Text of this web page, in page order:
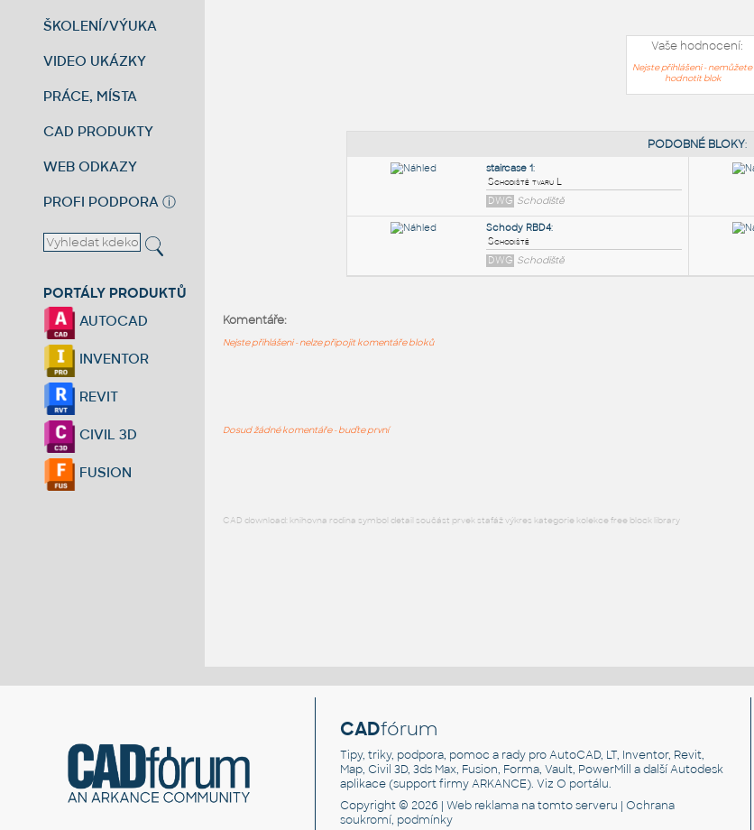
ŠKOLENÍ/VÝUKA
VIDEO UKÁZKY
PRÁCE, MÍSTA
CAD PRODUKTY
WEB ODKAZY
PROFI PODPORA ⓘ
PORTÁLY PRODUKTŮ
AUTOCAD
INVENTOR
REVIT
CIVIL 3D
FUSION
Vaše hodnocení:
Nejste přihlášeni - nemůžete
hodnotit blok
Komentáře:
Nejste přihlášeni - nelze připojit komentáře bloků
Dosud žádné komentáře - buďte první
CAD download: knihovna rodina symbol detail součást prvek stafáž výkres kategorie kolekce free block library
CADfórum
Tipy, triky, podpora, pomoc a rady pro AutoCAD, LT, Inventor, Revit,
Map, Civil 3D, 3ds Max, Fusion, Forma, Vault, PowerMill a další Autodesk
aplikace (support firmy ARKANCE). VizO portálu.
Copyright © 2026 |Web reklama na tomto serveru |Ochrana
soukromí, podmínky